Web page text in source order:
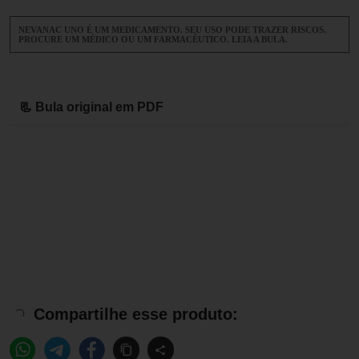
NEVANAC UNO É UM MEDICAMENTO. SEU USO PODE TRAZER RISCOS.
PROCURE UM MÉDICO OU UM FARMACÊUTICO. LEIA A BULA.
📃 Bula original em PDF
Compartilhe esse produto: